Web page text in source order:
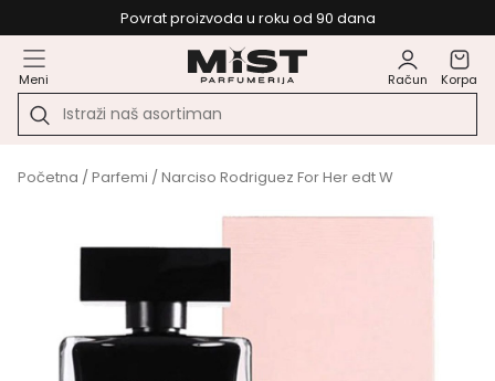
Povrat proizvoda u roku od 90 dana
Meni Račun Korpa
Početna /Parfemi / Narciso Rodriguez For Her edt W